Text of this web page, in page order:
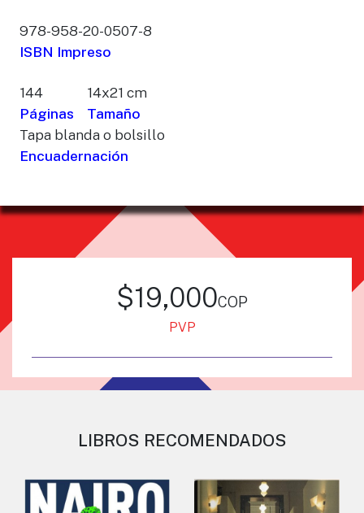
978-958-20-0507-8
ISBN Impreso
144
Páginas
14x21 cm
Tamaño
Tapa blanda o bolsillo
Encuadernación
$19,000cop
PVP
LIBROS RECOMENDADOS